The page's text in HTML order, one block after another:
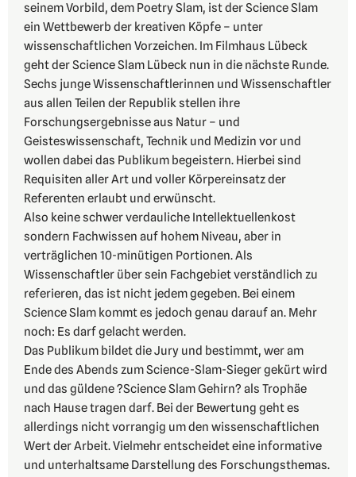
seinem Vorbild, dem Poetry Slam, ist der Science Slam
ein Wettbewerb der kreativen Köpfe – unter
wissenschaftlichen Vorzeichen. Im Filmhaus Lübeck
geht der Science Slam Lübeck nun in die nächste Runde.
Sechs junge Wissenschaftlerinnen und Wissenschaftler
aus allen Teilen der Republik stellen ihre
Forschungsergebnisse aus Natur – und
Geisteswissenschaft, Technik und Medizin vor und
wollen dabei das Publikum begeistern. Hierbei sind
Requisiten aller Art und voller Körpereinsatz der
Referenten erlaubt und erwünscht.
Also keine schwer verdauliche Intellektuellenkost
sondern Fachwissen auf hohem Niveau, aber in
verträglichen 10-minütigen Portionen. Als
Wissenschaftler über sein Fachgebiet verständlich zu
referieren, das ist nicht jedem gegeben. Bei einem
Science Slam kommt es jedoch genau darauf an. Mehr
noch: Es darf gelacht werden.
Das Publikum bildet die Jury und bestimmt, wer am
Ende des Abends zum Science-Slam-Sieger gekürt wird
und das güldene ?Science Slam Gehirn? als Trophäe
nach Hause tragen darf. Bei der Bewertung geht es
allerdings nicht vorrangig um den wissenschaftlichen
Wert der Arbeit. Vielmehr entscheidet eine informative
und unterhaltsame Darstellung des Forschungsthemas.